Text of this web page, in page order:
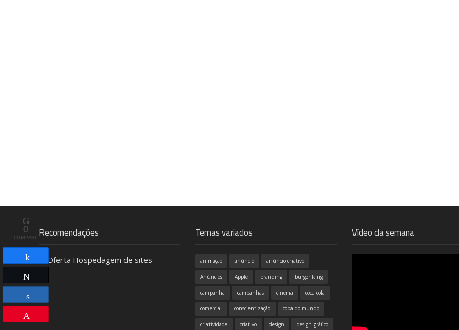
Recomendações Temas variados
animação anúncio anúncio criativo
Anúncios Apple branding burger king
campanha campanhas cinema coca cola
comercial conscientização copa do mundo
criatividade criativo design design gráfico
Vídeo da semana
0
COMPART.
Compartilhar
Compartilhar